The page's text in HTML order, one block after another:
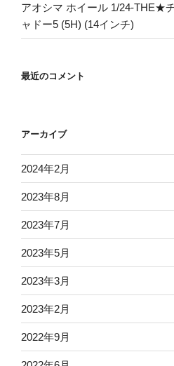
アオシマ ホイール 1/24-THE★
ャドー5 (5H) (14インチ)
最近のコメント
アーカイブ
2024年2月
2023年8月
2023年7月
2023年5月
2023年3月
2023年2月
2022年9月